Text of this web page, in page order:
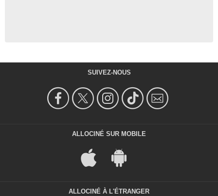
SUIVEZ-NOUS
ALLOCINÉ SUR MOBILE
ALLOCINÉ À L'ÉTRANGER